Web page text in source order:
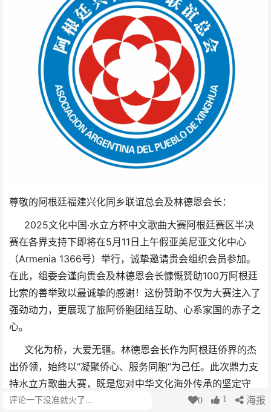
尊敬的阿根廷福建兴化同乡联谊总会及林德恩会长：
2025文化中国·水立方杯中文歌曲大赛阿根廷赛区半决
赛在各界支持下即将在5月11日上午假亚美尼亚文化中心
（Armenia 1366号）举行，诚挚邀请贵会组织会员参加。
在此，组委会谨向贵会及林德恩会长慷慨赞助100万阿根廷
比索的善举致以最诚挚的感谢！这份赞助不仅为大赛注入了
强劲动力，更展现了旅阿侨胞团结互助、心系家国的赤子之
心。
文化为桥，大爱无疆。林德恩会长作为阿根廷侨界的杰
出侨领，始终以“凝聚侨心、服务同胞”为己任。此次鼎力支
持水立方歌曲大赛，既是您对中华文化海外传承的坚定守
护，也是对阿根廷多元文化交融的积极推动。您常说：“文
评论 0 1 海报